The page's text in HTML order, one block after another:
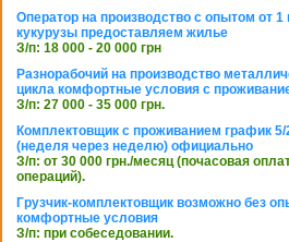
Оператор на производство с опытом от 1
кукурузы предоставляем жилье
З/п: 18 000 - 20 000 грн
Разнорабочий на производство
цикла комфортные условия с
З/п: 27 000 - 35 000 грн.
Комплектовщик с проживанием график
(неделя через неделю) официально
З/п: от 30 000 грн./месяц (почасовая
операций).
Грузчик-комплектовщик возможно без
комфортные условия
З/п: при собеседовании.